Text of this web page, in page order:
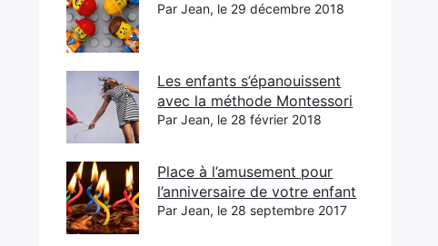
Par Jean, le 29 décembre 2018
Les enfants s’épanouissent
avec la méthode Montessori
Par Jean, le 28 février 2018
Place à l’amusement pour
l’anniversaire de votre enfant
Par Jean, le 28 septembre 2017